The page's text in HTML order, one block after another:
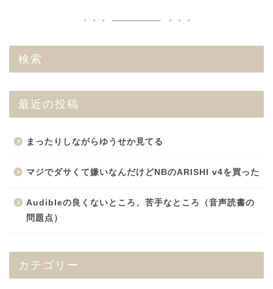
検索
最近の投稿
まったりしながらゆうせか見てる
マジでダサくて嫌いなんだけどNBのARISHI v4を買った
Audibleの良くないところ、苦手なところ（音声読書の
問題点）
カテゴリー